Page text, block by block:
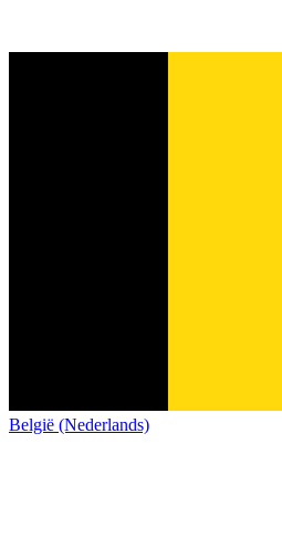
België (Nederlands)